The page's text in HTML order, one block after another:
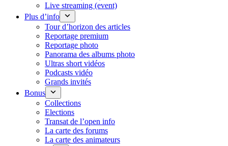
Live streaming (event)
Plus d’info
Tour d’horizon des articles
Reportage premium
Reportage photo
Panorama des albums photo
Ultras short vidéos
Podcasts vidéo
Grands invités
Bonus
Collections
Elections
Transat de l’open info
La carte des forums
La carte des animateurs